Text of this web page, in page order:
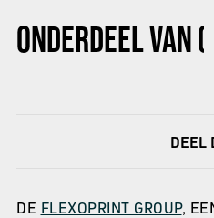
ONDERDEEL VAN
DEEL
DE FLEXOPRINT GROUP,